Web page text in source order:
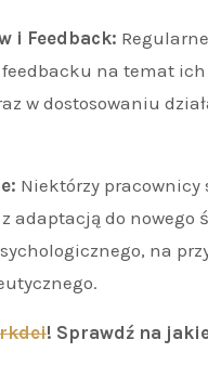
i Feedback:
na temat
w dostosowaniu
Niektórzy
adaptacją do nowego
na
! Sprawdź na